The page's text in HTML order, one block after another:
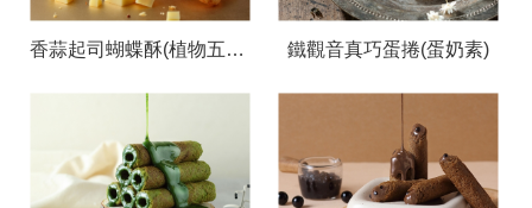
香蒜起司蝴蝶酥(植物五辛素） 鐵觀音真巧蛋捲(蛋奶素)